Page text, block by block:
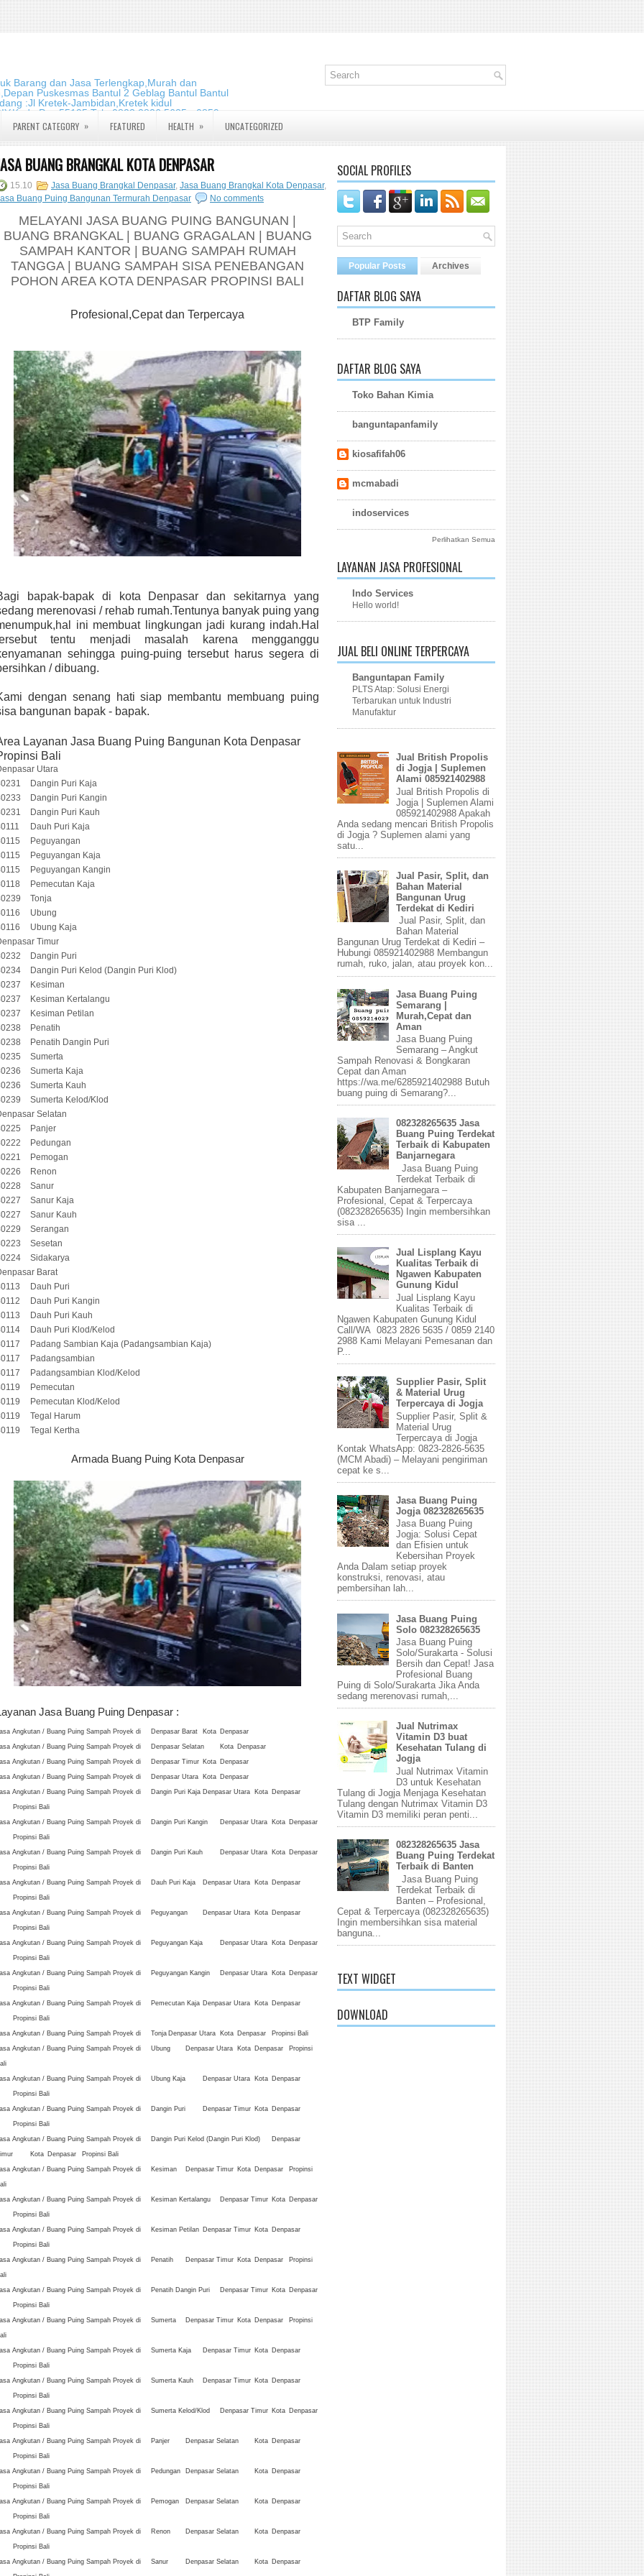
Barang dan Jasa Terlengkap,Murah dan
Puskesmas Bantul 2 Geblag Bantul Bantul
:Jl Kretek-Jambidan,Kretek kidul
Pos:55195 Telp:0823 2826 5635 - 0859
PARENT CATEGORY » FEATURED HEALTH » UNCATEGORIZED
BUANG BRANGKAL KOTA DENPASAR
15.10 Jasa Buang Brangkal Denpasar, Jasa Buang Brangkal Kota Denpasar,
Buang Puing Bangunan Termurah Denpasar
No comments
MELAYANI JASA BUANG PUING BANGUNAN |
BUANG BRANGKAL | BUANG GRAGALAN | BUANG
SAMPAH KANTOR | BUANG SAMPAH RUMAH
TANGGA | BUANG SAMPAH SISA PENEBANGAN
POHON AREA KOTA DENPASAR PROPINSI BALI
Profesional,Cepat dan Terpercaya
bapak-bapak di kota Denpasar dan sekitarnya yang
merenovasi / rehab rumah.Tentunya banyak puing yang
ini membuat lingkungan jadi kurang indah.Hal
tentu menjadi masalah karena mengganggu
sehingga puing-puing tersebut harus segera di
/ dibuang.
dengan senang hati siap membantu membuang puing
bangunan bapak - bapak.
Layanan Jasa Buang Puing Bangunan Kota Denpasar
Bali
Utara
Dangin Puri Kaja
Dangin Puri Kangin
Dangin Puri Kauh
Dauh Puri Kaja
Peguyangan
Peguyangan Kaja
Peguyangan Kangin
Pemecutan Kaja
Tonja
Ubung
Ubung Kaja
Timur
Dangin Puri
Dangin Puri Kelod (Dangin Puri Klod)
Kesiman
Kesiman Kertalangu
Kesiman Petilan
Penatih
Penatih Dangin Puri
Sumerta
Sumerta Kaja
Sumerta Kauh
Sumerta Kelod/Klod
Selatan
Panjer
Pedungan
Pemogan
Renon
Sanur
Sanur Kaja
Sanur Kauh
Serangan
Sesetan
Sidakarya
Barat
Dauh Puri
Dauh Puri Kangin
Dauh Puri Kauh
Dauh Puri Klod/Kelod
Padang Sambian Kaja (Padangsambian Kaja)
Padangsambian
Padangsambian Klod/Kelod
Pemecutan
Pemecutan Klod/Kelod
Tegal Harum
Tegal Kertha
Armada Buang Puing Kota Denpasar
Jasa Buang Puing Denpasar :
Angkutan / Buang Puing Sampah Proyek di Denpasar Barat Kota Denpasar
Angkutan / Buang Puing Sampah Proyek di Denpasar Selatan Kota Denpasar
Angkutan / Buang Puing Sampah Proyek di Denpasar Timur Kota Denpasar
Angkutan / Buang Puing Sampah Proyek di Denpasar Utara Kota Denpasar
Angkutan / Buang Puing Sampah Proyek di Dangin Puri Kaja Denpasar Utara Kota Denpasar
Propinsi Bali
Angkutan / Buang Puing Sampah Proyek di Dangin Puri Kangin Denpasar Utara Kota Denpasar
Propinsi Bali
Angkutan / Buang Puing Sampah Proyek di Dangin Puri Kauh Denpasar Utara Kota Denpasar
Propinsi Bali
Angkutan / Buang Puing Sampah Proyek di Dauh Puri Kaja Denpasar Utara Kota Denpasar
Propinsi Bali
Angkutan / Buang Puing Sampah Proyek di Peguyangan Denpasar Utara Kota Denpasar
Propinsi Bali
Angkutan / Buang Puing Sampah Proyek di Peguyangan Kaja Denpasar Utara Kota Denpasar
Propinsi Bali
Angkutan / Buang Puing Sampah Proyek di Peguyangan Kangin Denpasar Utara Kota Denpasar
Propinsi Bali
Angkutan / Buang Puing Sampah Proyek di Pemecutan Kaja Denpasar Utara Kota Denpasar
Propinsi Bali
Angkutan / Buang Puing Sampah Proyek di Tonja Denpasar Utara Kota Denpasar Propinsi Bali
Angkutan / Buang Puing Sampah Proyek di Ubung Denpasar Utara Kota Denpasar Propinsi
Angkutan / Buang Puing Sampah Proyek di Ubung Kaja Denpasar Utara Kota Denpasar
Propinsi Bali
Angkutan / Buang Puing Sampah Proyek di Dangin Puri Denpasar Timur Kota Denpasar
Propinsi Bali
Angkutan / Buang Puing Sampah Proyek di Dangin Puri Kelod (Dangin Puri Klod) Denpasar
Kota Denpasar Propinsi Bali
Angkutan / Buang Puing Sampah Proyek di Kesiman Denpasar Timur Kota Denpasar Propinsi
Angkutan / Buang Puing Sampah Proyek di Kesiman Kertalangu Denpasar Timur Kota Denpasar
Propinsi Bali
Angkutan / Buang Puing Sampah Proyek di Kesiman Petilan Denpasar Timur Kota Denpasar
Propinsi Bali
Angkutan / Buang Puing Sampah Proyek di Penatih Denpasar Timur Kota Denpasar Propinsi
Angkutan / Buang Puing Sampah Proyek di Penatih Dangin Puri Denpasar Timur Kota Denpasar
Propinsi Bali
Angkutan / Buang Puing Sampah Proyek di Sumerta Denpasar Timur Kota Denpasar Propinsi
Angkutan / Buang Puing Sampah Proyek di Sumerta Kaja Denpasar Timur Kota Denpasar
Propinsi Bali
Angkutan / Buang Puing Sampah Proyek di Sumerta Kauh Denpasar Timur Kota Denpasar
Propinsi Bali
Angkutan / Buang Puing Sampah Proyek di Sumerta Kelod/Klod Denpasar Timur Kota Denpasar
Propinsi Bali
Angkutan / Buang Puing Sampah Proyek di Panjer Denpasar Selatan Kota Denpasar
Propinsi Bali
Angkutan / Buang Puing Sampah Proyek di Pedungan Denpasar Selatan Kota Denpasar
Propinsi Bali
Angkutan / Buang Puing Sampah Proyek di Pemogan Denpasar Selatan Kota Denpasar
Propinsi Bali
Angkutan / Buang Puing Sampah Proyek di Renon Denpasar Selatan Kota Denpasar
Propinsi Bali
Angkutan / Buang Puing Sampah Proyek di Sanur Denpasar Selatan Kota Denpasar
SOCIAL PROFILES
Popular Posts Archives
DAFTAR BLOG SAYA
BTP Family
DAFTAR BLOG SAYA
Toko Bahan Kimia
banguntapanfamily
kiosafifah06
mcmabadi
indoservices
Perlihatkan Semua
LAYANAN JASA PROFESIONAL
Indo Services
Hello world!
JUAL BELI ONLINE TERPERCAYA
Banguntapan Family
PLTS Atap: Solusi Energi
Terbarukan untuk Industri
Manufaktur
Jual British Propolis
di Jogja | Suplemen
Alami 085921402988
Jual British Propolis di
Jogja | Suplemen Alami
085921402988 Apakah
Anda sedang mencari British Propolis
di Jogja ? Suplemen alami yang
satu...
Jual Pasir, Split, dan
Bahan Material
Bangunan Urug
Terdekat di Kediri
Jual Pasir, Split, dan
Bahan Material
Bangunan Urug Terdekat di Kediri –
Hubungi 085921402988 Membangun
rumah, ruko, jalan, atau proyek kon...
Jasa Buang Puing
Semarang |
Murah,Cepat dan
Aman
Jasa Buang Puing
Semarang – Angkut
Sampah Renovasi & Bongkaran
Cepat dan Aman
https://wa.me/6285921402988 Butuh
buang puing di Semarang?...
082328265635 Jasa
Buang Puing Terdekat
Terbaik di Kabupaten
Banjarnegara
Jasa Buang Puing
Terdekat Terbaik di
Kabupaten Banjarnegara –
Profesional, Cepat & Terpercaya
(082328265635) Ingin membersihkan
sisa ...
Jual Lisplang Kayu
Kualitas Terbaik di
Ngawen Kabupaten
Gunung Kidul
Jual Lisplang Kayu
Kualitas Terbaik di
Ngawen Kabupaten Gunung Kidul
Call/WA 0823 2826 5635 / 0859 2140
2988 Kami Melayani Pemesanan dan
P...
Supplier Pasir, Split
& Material Urug
Terpercaya di Jogja
Supplier Pasir, Split &
Material Urug
Terpercaya di Jogja
Kontak WhatsApp: 0823-2826-5635
(MCM Abadi) – Melayani pengiriman
cepat ke s...
Jasa Buang Puing
Jogja 082328265635
Jasa Buang Puing
Jogja: Solusi Cepat
dan Efisien untuk
Kebersihan Proyek
Anda Dalam setiap proyek
konstruksi, renovasi, atau
pembersihan lah...
Jasa Buang Puing
Solo 082328265635
Jasa Buang Puing
Solo/Surakarta - Solusi
Bersih dan Cepat! Jasa
Profesional Buang
Puing di Solo/Surakarta Jika Anda
sedang merenovasi rumah,...
Jual Nutrimax
Vitamin D3 buat
Kesehatan Tulang di
Jogja
Jual Nutrimax Vitamin
D3 untuk Kesehatan
Tulang di Jogja Menjaga Kesehatan
Tulang dengan Nutrimax Vitamin D3
Vitamin D3 memiliki peran penti...
082328265635 Jasa
Buang Puing Terdekat
Terbaik di Banten
Jasa Buang Puing
Terdekat Terbaik di
Banten – Profesional,
Cepat & Terpercaya (082328265635)
Ingin membersihkan sisa material
banguna...
TEXT WIDGET
DOWNLOAD